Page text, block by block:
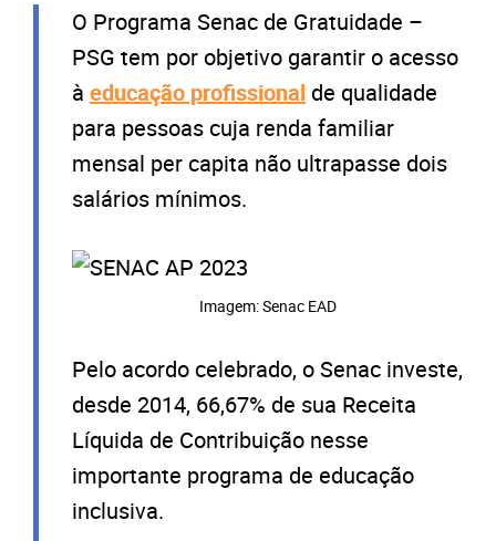
O Programa Senac de Gratuidade –
PSG tem por objetivo garantir o acesso
à educação profissional de qualidade
para pessoas cuja renda familiar
mensal per capita não ultrapasse dois
salários mínimos.
Imagem: Senac EAD
Pelo acordo celebrado, o Senac investe,
desde 2014, 66,67% de sua Receita
Líquida de Contribuição nesse
importante programa de educação
inclusiva.